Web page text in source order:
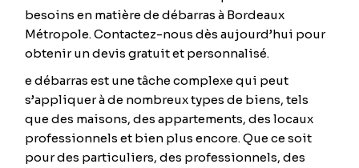
besoins en matière de débarras à Bordeaux
Métropole. Contactez-nous dès aujourd’hui pour
obtenir un devis gratuit et personnalisé.
e débarras est une tâche complexe qui peut
s’appliquer à de nombreux types de biens, tels
que des maisons, des appartements, des locaux
professionnels et bien plus encore. Que ce soit
pour des particuliers, des professionnels, des